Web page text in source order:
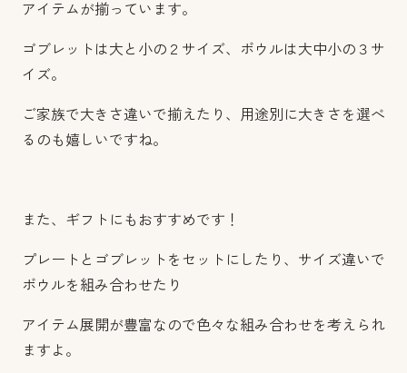
アイテムが揃っています。
ゴブレットは大と小の２サイズ、ボウルは大中小の３サ
イズ。
ご家族で大きさ違いで揃えたり、用途別に大きさを選べ
るのも嬉しいですね。
また、ギフトにもおすすめです！
プレートとゴブレットをセットにしたり、サイズ違いで
ボウルを組み合わせたり
アイテム展開が豊富なので色々な組み合わせを考えられ
ますよ。